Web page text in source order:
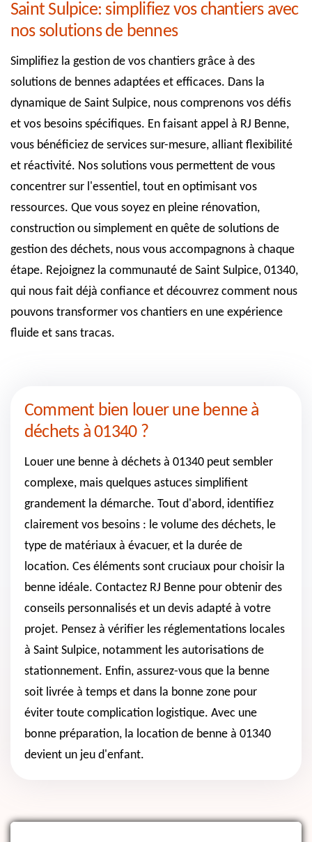
Saint Sulpice: simplifiez vos chantiers avec
nos solutions de bennes
Simplifiez la gestion de vos chantiers grâce à des
solutions de bennes adaptées et efficaces. Dans la
dynamique de Saint Sulpice, nous comprenons vos défis
et vos besoins spécifiques. En faisant appel à RJ Benne,
vous bénéficiez de services sur-mesure, alliant flexibilité
et réactivité. Nos solutions vous permettent de vous
concentrer sur l'essentiel, tout en optimisant vos
ressources. Que vous soyez en pleine rénovation,
construction ou simplement en quête de solutions de
gestion des déchets, nous vous accompagnons à chaque
étape. Rejoignez la communauté de Saint Sulpice, 01340,
qui nous fait déjà confiance et découvrez comment nous
pouvons transformer vos chantiers en une expérience
fluide et sans tracas.
Comment bien louer une benne à
déchets à 01340 ?
Louer une benne à déchets à 01340 peut sembler
complexe, mais quelques astuces simplifient
grandement la démarche. Tout d'abord, identifiez
clairement vos besoins : le volume des déchets, le
type de matériaux à évacuer, et la durée de
location. Ces éléments sont cruciaux pour choisir la
benne idéale. Contactez RJ Benne pour obtenir des
conseils personnalisés et un devis adapté à votre
projet. Pensez à vérifier les réglementations locales
à Saint Sulpice, notamment les autorisations de
stationnement. Enfin, assurez-vous que la benne
soit livrée à temps et dans la bonne zone pour
éviter toute complication logistique. Avec une
bonne préparation, la location de benne à 01340
devient un jeu d'enfant.